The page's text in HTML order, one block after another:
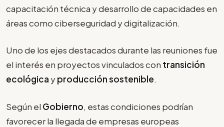
capacitación técnica y desarrollo de capacidades en
áreas como ciberseguridad y digitalización.
Uno de los ejes destacados durante las reuniones fue
el interés en proyectos vinculados con transición
ecológica yproducción sostenible.
Según el Gobierno, estas condiciones podrían
favorecer la llegada de empresas europeas